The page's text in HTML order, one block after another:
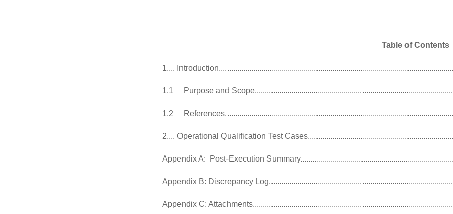
Table of Contents
1.... Introduction
1.1 Purpose and Scope
1.2 References
2.... Operational Qualification Test Cases
Appendix A: Post-Execution Summary
Appendix B: Discrepancy Log
Appendix C: Attachments